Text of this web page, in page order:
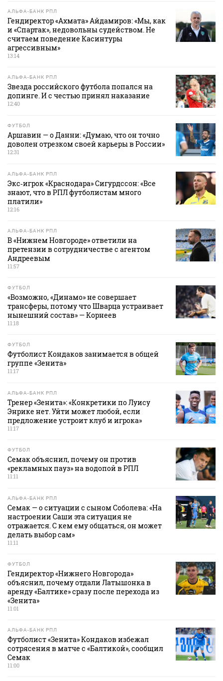
АЛЬФА-БАНК РПЛ
Гендиректор «Ахмата» Айдамиров: «Мы, как
и «Спартак», недовольны судейством. Не
считаем поведение Касинтуры
агрессивным»
13:14
АЛЬФА-БАНК РПЛ
Звезда российского футбола попался на
допинге. И с честью принял наказание
12:40
ФУТБОЛ
Аршавин — о Данни: «Думаю, что он точно
доволен отрезком своей карьеры в России»
12:31
АЛЬФА-БАНК РПЛ
Экс‑игрок «Краснодара» Сигурдссон: «Все
знают, что в РПЛ футболистам много
платили»
12:16
АЛЬФА-БАНК РПЛ
В «Нижнем Новгороде» ответили на
претензии в сотрудничестве с агентом
Андреевым
11:57
ФУТБОЛ
«Возможно, «Динамо» не совершает
трансферы, потому что Шварца устраивает
нынешний состав» — Корнеев
11:18
ФУТБОЛ
Футболист Кондаков занимается в общей
группе «Зенита»
11:17
АЛЬФА-БАНК РПЛ
Тренер «Зенита»: «Конкретики по Луису
Энрике нет. Уйти может любой, если
предложение устроит клуб и игрока»
11:17
ФУТБОЛ
Семак объяснил, почему он против
«рекламных пауз» на водопой в РПЛ
11:11
АЛЬФА-БАНК РПЛ
Семак — о ситуации с сыном Соболева: «На
настроении Саши эта ситуация не
отражается. С кем ему общаться, он может
делать выбор сам»
11:11
ФУТБОЛ
Гендиректор «Нижнего Новгорода»
объяснил, почему отдали Латышонка в
аренду «Балтике» сразу после перехода из
«Зенита»
11:01
АЛЬФА-БАНК РПЛ
Футболист «Зенита» Кондаков избежал
сотрясения в матче с «Балтикой», сообщил
Семак
11:00